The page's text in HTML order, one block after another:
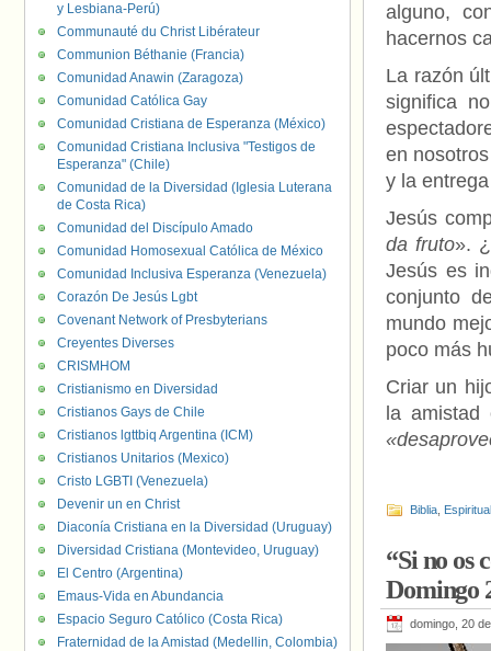
alguno,
hacernos
La razón
significa
en
y la
Jesús
da fruto».
Jesús es
conjunto
mundo
poco más
Criar un
la
Biblia
“Si no os
Domingo
domingo, 20
y Lesbiana-Perú)
Communauté du Christ Libérateur
Communion Béthanie (Francia)
Comunidad Anawin (Zaragoza)
Comunidad Católica Gay
Comunidad Cristiana de Esperanza (México)
Comunidad Cristiana Inclusiva "Testigos de
Esperanza" (Chile)
Comunidad de la Diversidad (Iglesia Luterana
de Costa Rica)
Comunidad del Discípulo Amado
Comunidad Homosexual Católica de México
Comunidad Inclusiva Esperanza (Venezuela)
Corazón De Jesús Lgbt
Covenant Network of Presbyterians
Creyentes Diverses
CRISMHOM
Cristianismo en Diversidad
Cristianos Gays de Chile
Cristianos lgttbiq Argentina (ICM)
Cristianos Unitarios (Mexico)
Cristo LGBTI (Venezuela)
Devenir un en Christ
Diaconía Cristiana en la Diversidad (Uruguay)
Diversidad Cristiana (Montevideo, Uruguay)
El Centro (Argentina)
Emaus-Vida en Abundancia
Espacio Seguro Católico (Costa Rica)
Fraternidad de la Amistad (Medellin, Colombia)